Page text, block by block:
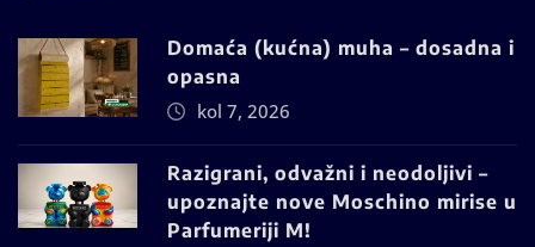
Domaća (kućna) muha – dosadna i
opasna
kol 7, 2026
Razigrani, odvažni i neodoljivi –
upoznajte nove Moschino mirise u
Parfumeriji M!